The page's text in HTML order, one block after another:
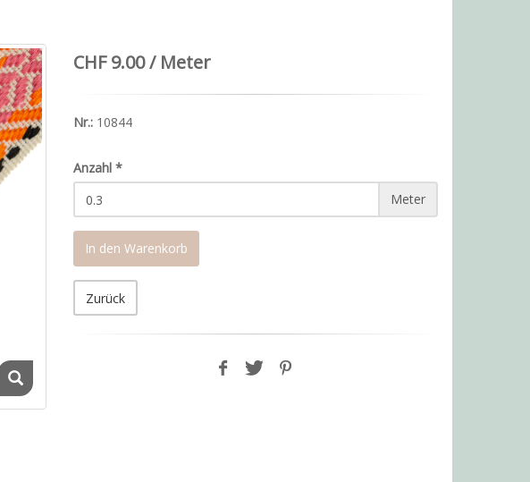
CHF 9.00 / Meter
Nr.: 10844
Anzahl *
Meter
In den Warenkorb
Zurück